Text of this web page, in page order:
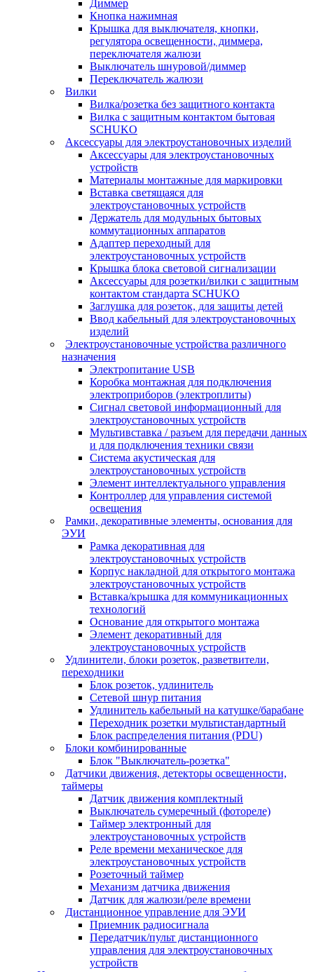
Диммер
Кнопка нажимная
Крышка для выключателя, кнопки,
регулятора освещенности, диммера,
переключателя жалюзи
Выключатель шнуровой/диммер
Переключатель жалюзи
Вилки
Вилка/розетка без защитного контакта
Вилка с защитным контактом бытовая
SCHUKO
Аксессуары для электроустановочных изделий
Аксессуары для электроустановочных
устройств
Материалы монтажные для маркировки
Вставка светящаяся для
электроустановочных устройств
Держатель для модульных бытовых
коммутационных аппаратов
Адаптер переходный для
электроустановочных устройств
Крышка блока световой сигнализации
Аксессуары для розетки/вилки с защитным
контактом стандарта SCHUKO
Заглушка для розеток, для защиты детей
Ввод кабельный для электроустановочных
изделий
Электроустановочные устройства различного
назначения
Электропитание USB
Коробка монтажная для подключения
электроприборов (электроплиты)
Сигнал световой информационный для
электроустановочных устройств
Мультивставка / разъем для передачи данных
и для подключения техники связи
Система акустическая для
электроустановочных устройств
Элемент интеллектуального управления
Контроллер для управления системой
освещения
Рамки, декоративные элементы, основания для
ЭУИ
Рамка декоративная для
электроустановочных устройств
Корпус накладной для открытого монтажа
электроустановочных устройств
Вставка/крышка для коммуникационных
технологий
Основание для открытого монтажа
Элемент декоративный для
электроустановочных устройств
Удлинители, блоки розеток, разветвители,
переходники
Блок розеток, удлинитель
Сетевой шнур питания
Удлинитель кабельный на катушке/барабане
Переходник розетки мультистандартный
Блок распределения питания (PDU)
Блоки комбинированные
Блок "Выключатель-розетка"
Датчики движения, детекторы освещенности,
таймеры
Датчик движения комплектный
Выключатель сумеречный (фотореле)
Таймер электронный для
электроустановочных устройств
Реле времени механическое для
электроустановочных устройств
Розеточный таймер
Механизм датчика движения
Датчик для жалюзи/реле времени
Дистанционное управление для ЭУИ
Приемник радиосигнала
Передатчик/пульт дистанционного
управления для электроустановочных
устройств